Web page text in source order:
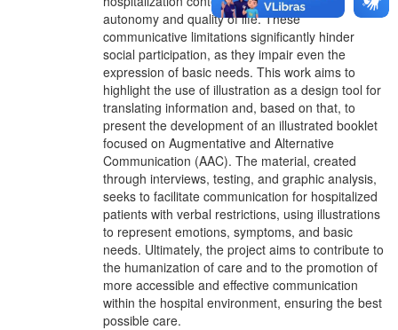
autonomy and quality of life. These
communicative limitations significantly hinder
social participation, as they impair even the
expression of basic needs. This work aims to
highlight the use of illustration as a design tool for
translating information and, based on that, to
present the development of an illustrated booklet
focused on Augmentative and Alternative
Communication (AAC). The material, created
through interviews, testing, and graphic analysis,
seeks to facilitate communication for hospitalized
patients with verbal restrictions, using illustrations
to represent emotions, symptoms, and basic
needs. Ultimately, the project aims to contribute to
the humanization of care and to the promotion of
more accessible and effective communication
within the hospital environment, ensuring the best
possible care.